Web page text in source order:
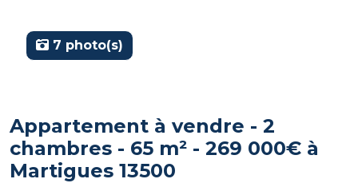
7 photo(s)
Appartement à vendre - 2
chambres - 65 m² - 269 000€ à
Martigues 13500